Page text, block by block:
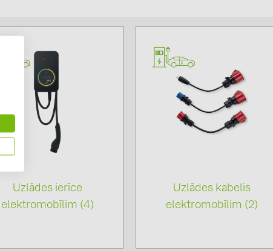
LEADER (6)
LONGi Solar
NOVOTEGRA
QILOWATT (3)
Uzlādes ierīce
elektromobīlim (4)
Uzlādes kabelis
elektromobīlim (2)